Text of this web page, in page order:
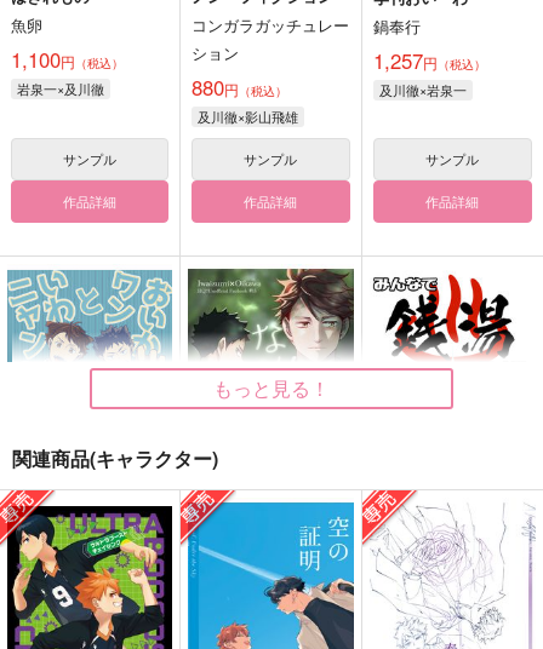
魚卵
1,100円 （税込）
岩泉一×及川徹
サンプル
作品詳細
コンガラガッチュレー
ション
880円 （税込）
及川徹×影山飛雄
サンプル
作品詳細
鍋奉行
1,257円 （税込）
及川徹×岩泉一
サンプル
作品詳細
おいかワンといわニャ
ン
鍋奉行
472円（税込）
及川徹×岩泉一
なんて身勝手な
カタトキ
（税込）
岩泉一×及川徹
みんなで銭湯に行く
話。
トロッコ
1,572円（税込）
岩泉一×及川徹
もっと見る！
関連商品(キャラクター)